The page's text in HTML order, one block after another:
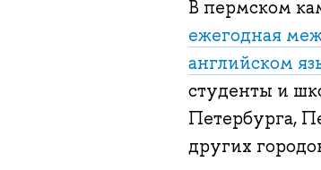
В пермском
ежегодная
английском
студенты и
Петербурга,
других